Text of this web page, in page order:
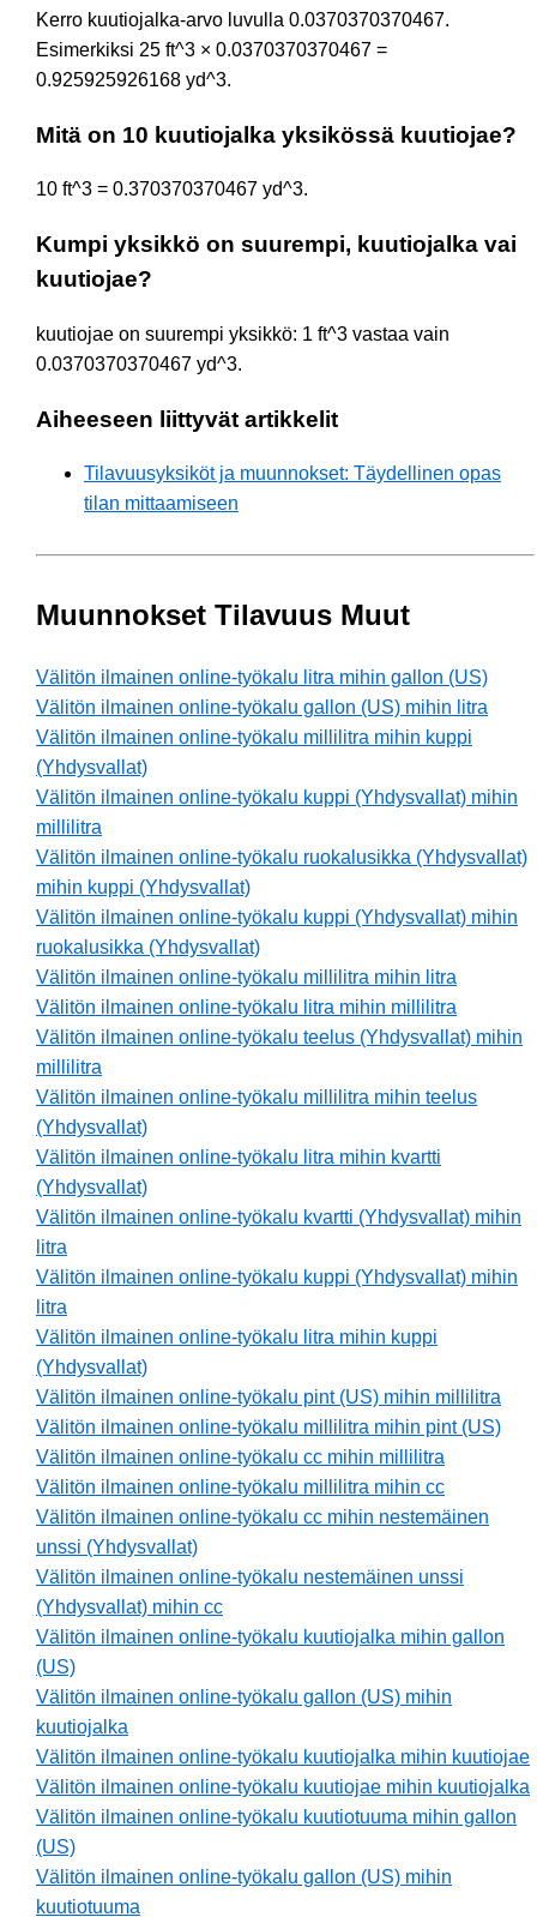
Kerro kuutiojalka-arvo luvulla 0.0370370370467.
Esimerkiksi 25 ft^3 × 0.0370370370467 =
0.925925926168 yd^3.
Mitä on 10 kuutiojalka yksikössä kuutiojae?
10 ft^3 = 0.370370370467 yd^3.
Kumpi yksikkö on suurempi, kuutiojalka vai
kuutiojae?
kuutiojae on suurempi yksikkö: 1 ft^3 vastaa vain
0.0370370370467 yd^3.
Aiheeseen liittyvät artikkelit
Tilavuusyksiköt ja muunnokset: Täydellinen opas
tilan mittaamiseen
Muunnokset Tilavuus Muut
Välitön ilmainen online-työkalu litra mihin gallon (US)
Välitön ilmainen online-työkalu gallon (US) mihin litra
Välitön ilmainen online-työkalu millilitra mihin kuppi
(Yhdysvallat)
Välitön ilmainen online-työkalu kuppi (Yhdysvallat) mihin
millilitra
Välitön ilmainen online-työkalu ruokalusikka (Yhdysvallat)
mihin kuppi (Yhdysvallat)
Välitön ilmainen online-työkalu kuppi (Yhdysvallat) mihin
ruokalusikka (Yhdysvallat)
Välitön ilmainen online-työkalu millilitra mihin litra
Välitön ilmainen online-työkalu litra mihin millilitra
Välitön ilmainen online-työkalu teelus (Yhdysvallat) mihin
millilitra
Välitön ilmainen online-työkalu millilitra mihin teelus
(Yhdysvallat)
Välitön ilmainen online-työkalu litra mihin kvartti
(Yhdysvallat)
Välitön ilmainen online-työkalu kvartti (Yhdysvallat) mihin
litra
Välitön ilmainen online-työkalu kuppi (Yhdysvallat) mihin
litra
Välitön ilmainen online-työkalu litra mihin kuppi
(Yhdysvallat)
Välitön ilmainen online-työkalu pint (US) mihin millilitra
Välitön ilmainen online-työkalu millilitra mihin pint (US)
Välitön ilmainen online-työkalu cc mihin millilitra
Välitön ilmainen online-työkalu millilitra mihin cc
Välitön ilmainen online-työkalu cc mihin nestemäinen
unssi (Yhdysvallat)
Välitön ilmainen online-työkalu nestemäinen unssi
(Yhdysvallat) mihin cc
Välitön ilmainen online-työkalu kuutiojalka mihin gallon
(US)
Välitön ilmainen online-työkalu gallon (US) mihin
kuutiojalka
Välitön ilmainen online-työkalu kuutiojalka mihin kuutiojae
Välitön ilmainen online-työkalu kuutiojae mihin kuutiojalka
Välitön ilmainen online-työkalu kuutiotuuma mihin gallon
(US)
Välitön ilmainen online-työkalu gallon (US) mihin
kuutiotuuma